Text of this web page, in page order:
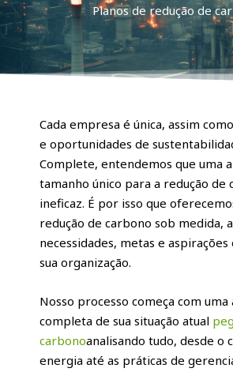
Planos de redução de
Cada empresa é única, assim
e oportunidades de
Complete, entendemos que uma
tamanho único para a redução de
ineficaz. É por isso que
redução de carbono sob medida,
necessidades, metas e aspirações
sua organização.
Nosso processo começa com uma
completa de sua situação atual
carbonoanalisando tudo, desde o
energia até as práticas de